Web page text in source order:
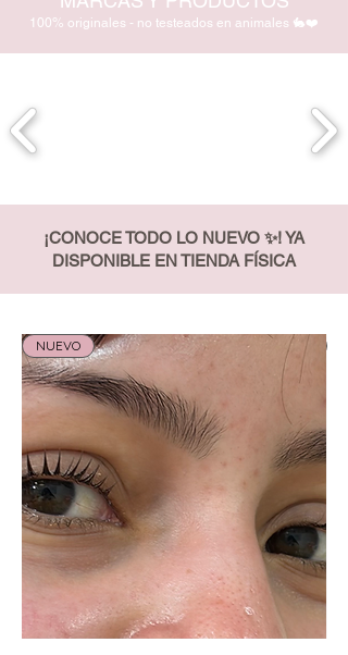
100% originales - no testeados en animales 🐇❤️
¡CONOCE TODO LO NUEVO ✨! YA
DISPONIBLE EN TIENDA FÍSICA
NUEVO